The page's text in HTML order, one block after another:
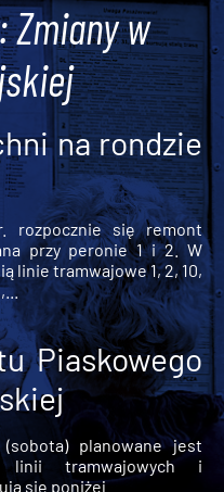
Zmiany w
na rondzie
rozpocznie się remont
przy peronie 1 i 2. W
linie tramwajowe 1, 2, 10,
Piaskowego
planowane jest
linii tramwajowych i
się poniżej.